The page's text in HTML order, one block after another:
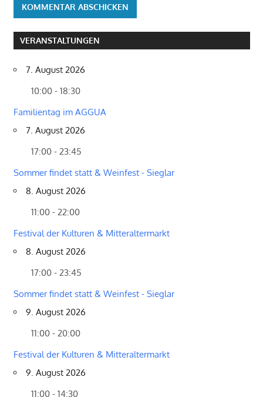
VERANSTALTUNGEN
7. August 2026
10:00 - 18:30
Familientag im AGGUA
7. August 2026
17:00 - 23:45
Sommer findet statt & Weinfest - Sieglar
8. August 2026
11:00 - 22:00
Festival der Kulturen & Mitteraltermarkt
8. August 2026
17:00 - 23:45
Sommer findet statt & Weinfest - Sieglar
9. August 2026
11:00 - 20:00
Festival der Kulturen & Mitteraltermarkt
9. August 2026
11:00 - 14:30